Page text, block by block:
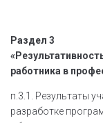
Раздел 3
работника в
п.3.1. Результаты
разработке